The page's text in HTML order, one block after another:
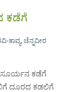
ಕಡೆಗೆ
ಕಾವ್ಯ, ಚೆನ್ನವೀರ
ಸೂರ್ಯನ ಕಡೆಗೆ
ದೂರದ ಕಡಲಿಗೆ